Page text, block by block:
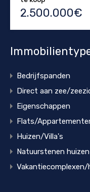
2.500.000€
Bedrijfspanden
Direct aan zee/
Eigenschappen
Flats/
Huizen/Villa's
Natuurstenen huizen